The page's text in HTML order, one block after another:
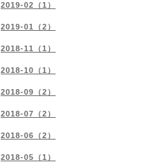
2019-02（1）
2019-01（2）
2018-11（1）
2018-10（1）
2018-09（2）
2018-07（2）
2018-06（2）
2018-05（1）